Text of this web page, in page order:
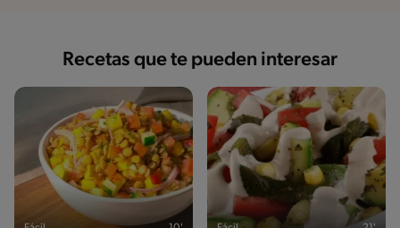
Recetas que te pueden interesar